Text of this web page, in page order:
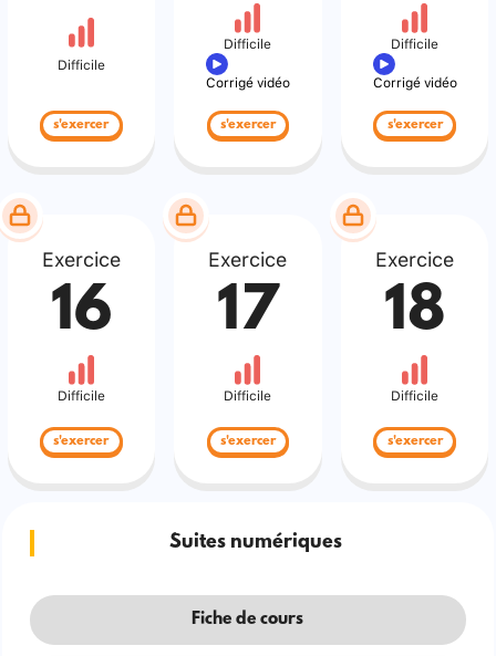
Difficile
s'exercer
Difficile
Corrigé vidéo
s'exercer
Difficile
Corrigé vidéo
s'exercer
Exercice
16
Difficile
s'exercer
Exercice
17
Difficile
s'exercer
Exercice
18
Difficile
s'exercer
Suites numériques
Fiche de cours